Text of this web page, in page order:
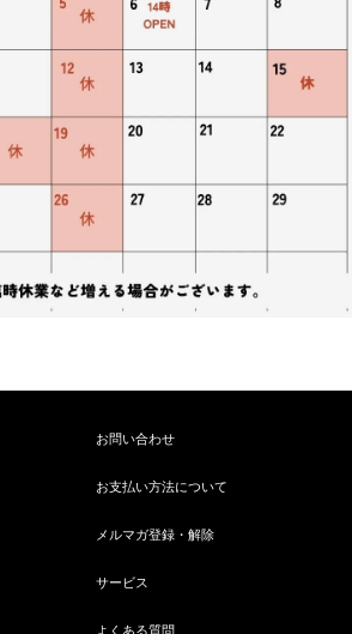
お問い合わせ
お支払い方法について
メルマガ登録・解除
サービス
よくある質問